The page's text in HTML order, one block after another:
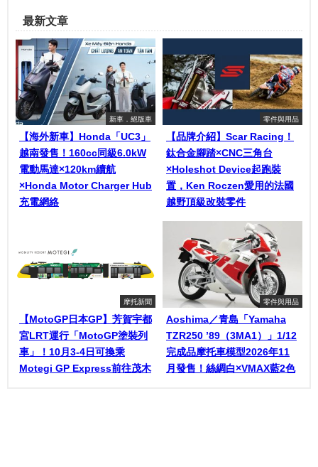
最新文章
新車．絕版車
【海外新車】Honda「UC3」
越南發售！160cc同級6.0kW
電動馬達×120km續航
×Honda Motor Charger Hub
充電網絡
零件與用品
【品牌介紹】Scar Racing！
鈦合金腳踏×CNC三角台
×Holeshot Device起跑裝
置，Ken Roczen愛用的法國
越野頂級改裝零件
摩托新聞
【MotoGP日本GP】芳賀宇都
宮LRT運行「MotoGP塗裝列
車」！10月3-4日可換乘
Motegi GP Express前往茂木
零件與用品
Aoshima／青島「Yamaha
TZR250 ’89（3MA1）」1/12
完成品摩托車模型2026年11
月發售！絲綢白×VMAX藍2色